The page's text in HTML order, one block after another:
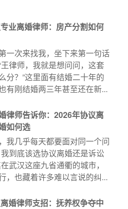
业离婚律师：房产分割如何
一次来找我，坐下来第一句话
律师，我就是想问问，这套
分？”这里面有结婚二十年的
有刚结婚两三年甚至还在新...
律师告诉你：2026年协议离
如何选
我几乎每天都要面对同一个问
到底该选协议离婚还是诉讼
武汉这座九省通衢的城市，
，也藏着许多难以言说的纠...
婚律师支招：抚养权争夺中